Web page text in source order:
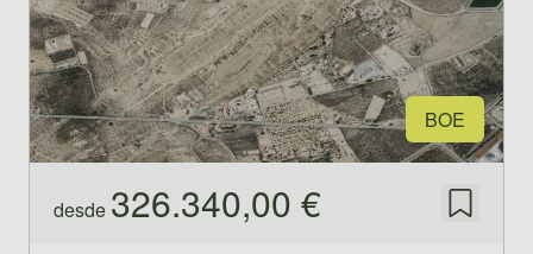
BOE
desde 326.340,00 € Guardar